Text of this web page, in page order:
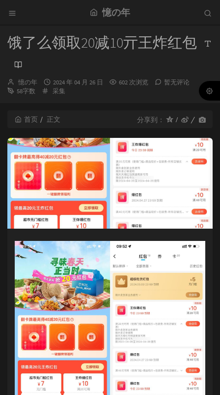
憶の年
饿了么领取20减10亓王炸红包
博
主：
憶の年
发
布
2024 年 04 月 26 日 602 次浏览
暂无评论
58字数
分
采集
首页 正文 分享到：